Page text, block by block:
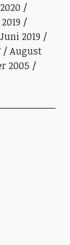
Juni 2019
August
2005